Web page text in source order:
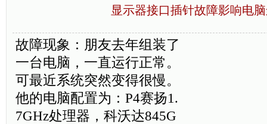
显示器接口插针故障影响电
故障现象：朋友去年组装了
一台电脑，一直运行正常。
可最近系统突然变得很慢。
他的电脑配置为：P4赛扬1.
7GHz处理器，科沃达845G